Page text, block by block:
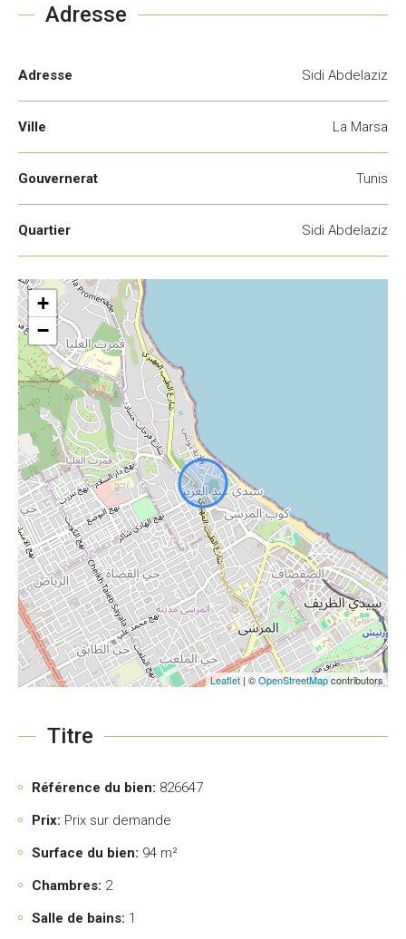
Adresse
Adresse Sidi Abdelaziz
Ville La Marsa
Gouvernerat Tunis
Quartier Sidi Abdelaziz
+
−
Leaflet| ©OpenStreetMapcontributors
Titre
Référence du bien: 826647
Prix: Prix sur demande
Surface du bien: 94 m²
Chambres: 2
Salle de bains: 1